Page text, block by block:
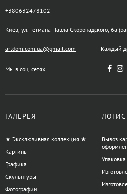
+380632478102
Киев, ул. Гетмана Павла Скоропадского, 6а
artdom.com.ua@gmail.com Каждый
Мы в соц. сетях
ГАЛЕРЕЯ
★ Эксклюзивная коллекция ★
Картины
Графика
Скульптуры
Фотографии
Вывоз
Упаковка